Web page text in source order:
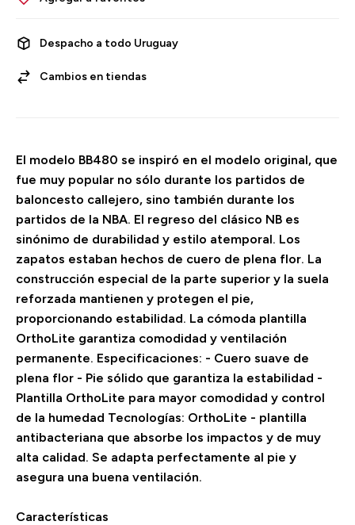
Despacho a todo Uruguay
Cambios en tiendas
El modelo BB480 se inspiró en el modelo original, que
fue muy popular no sólo durante los partidos de
baloncesto callejero, sino también durante los
partidos de la NBA. El regreso del clásico NB es
sinónimo de durabilidad y estilo atemporal. Los
zapatos estaban hechos de cuero de plena flor. La
construcción especial de la parte superior y la suela
reforzada mantienen y protegen el pie,
proporcionando estabilidad. La cómoda plantilla
OrthoLite garantiza comodidad y ventilación
permanente. Especificaciones: - Cuero suave de
plena flor - Pie sólido que garantiza la estabilidad -
Plantilla OrthoLite para mayor comodidad y control
de la humedad Tecnologías: OrthoLite - plantilla
antibacteriana que absorbe los impactos y de muy
alta calidad. Se adapta perfectamente al pie y
asegura una buena ventilación.
Características